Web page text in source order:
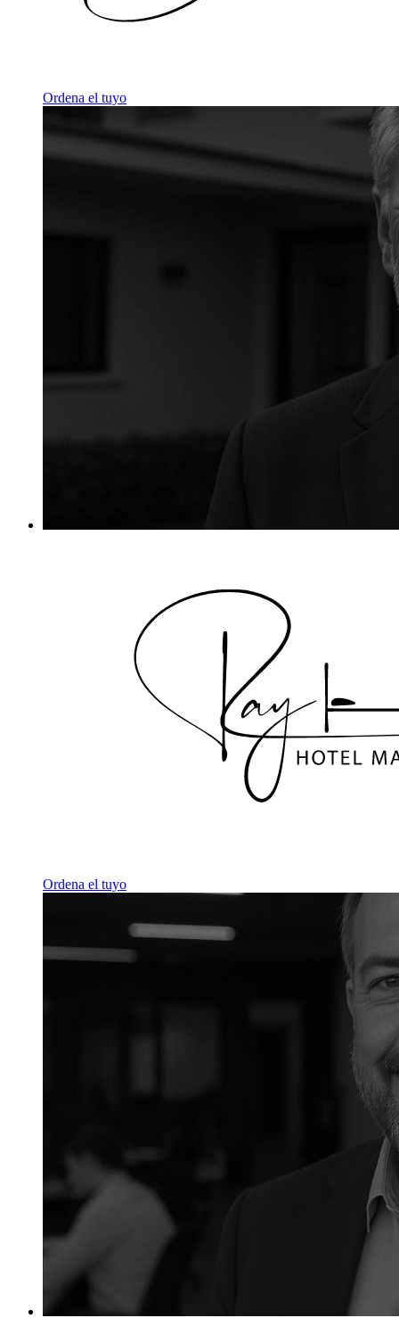
Ordena el tuyo
Ordena el tuyo